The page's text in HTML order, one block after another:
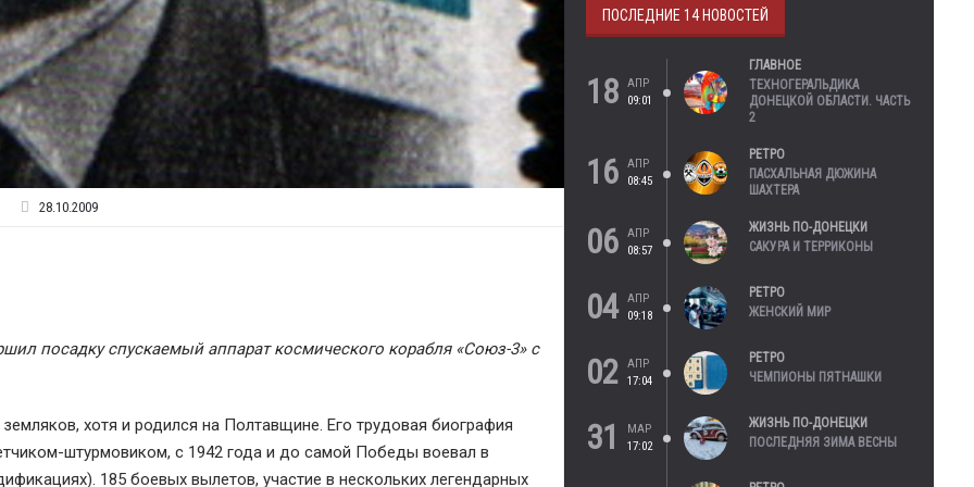
28.10.2009
посадку спускаемый аппарат космического корабля «Союз-3» с
хотя и родился на Полтавщине. Его трудовая биография
штурмовиком, с 1942 года и до самой Победы воевал в
185 боевых вылетов, участие в нескольких легендарных
ПОСЛЕДНИЕ 14 НОВОСТЕЙ
18
АПР
09:01
ГЛАВНОЕ
ТЕХНОГЕРАЛЬДИКА
ДОНЕЦКОЙ ОБЛАСТИ. ЧАСТЬ
2
16
АПР
08:45
РЕТРО
ПАСХАЛЬНАЯ ДЮЖИНА
ШАХТЕРА
06
АПР
08:57
ЖИЗНЬ ПО-ДОНЕЦКИ
САКУРА И ТЕРРИКОНЫ
04
АПР
09:18
РЕТРО
ЖЕНСКИЙ МИР
02
АПР
17:04
РЕТРО
ЧЕМПИОНЫ ПЯТНАШКИ
31
МАР
17:02
ЖИЗНЬ ПО-ДОНЕЦКИ
ПОСЛЕДНЯЯ ЗИМА ВЕСНЫ